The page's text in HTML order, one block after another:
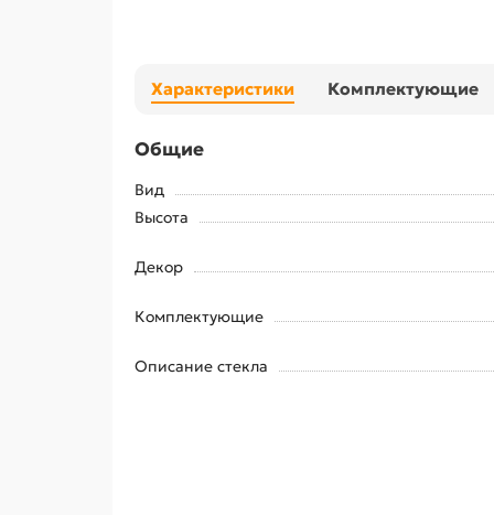
Характеристики Комплектующие
Общие
Вид
Высота
Декор
Комплектующие
Описание стекла